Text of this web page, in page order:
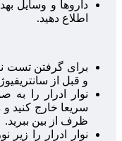
داروها و وسایل
اطلاع دهید.
برای گرفتن تست
و قبل از
نوار ادرار را
سریعا خارج کنید و
ظرف از بین ببرید.
نوار ادرار را زیر